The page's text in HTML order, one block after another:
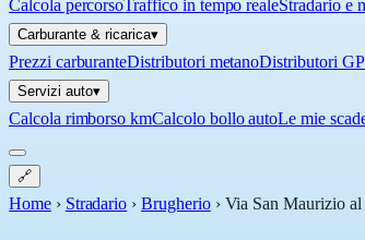
Calcola percorsoTraffico in tempo realeStradario e
Carburante & ricarica▾
Prezzi carburanteDistributori metanoDistributori
Servizi auto▾
Calcola rimborso kmCalcolo bollo autoLe mie
🔗
Home › Stradario › Brugherio › Via San Maurizio